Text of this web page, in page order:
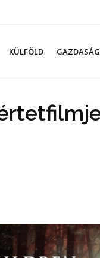
KÜLFÖLD GAZDASÁG